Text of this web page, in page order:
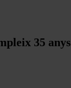
35 anys